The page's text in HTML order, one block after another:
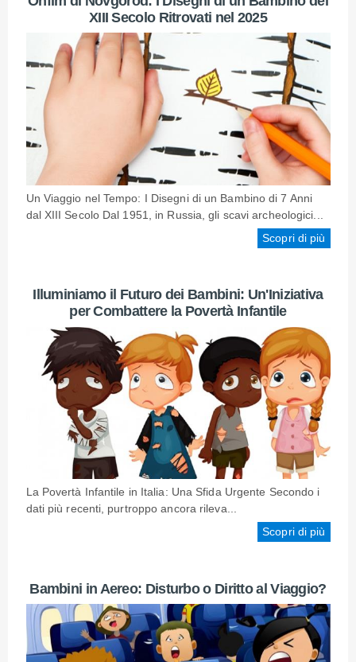
XIII Secolo Ritrovati nel 2025
Un Viaggio nel Tempo: I Disegni di un Bambino di 7 Anni
dal XIII Secolo Dal 1951, in Russia, gli scavi archeologici...
Scopri di più
Illuminiamo il Futuro dei Bambini: Un'Iniziativa
per Combattere la Povertà Infantile
La Povertà Infantile in Italia: Una Sfida Urgente Secondo i
dati più recenti, purtroppo ancora rileva...
Scopri di più
Bambini in Aereo: Disturbo o Diritto al Viaggio?